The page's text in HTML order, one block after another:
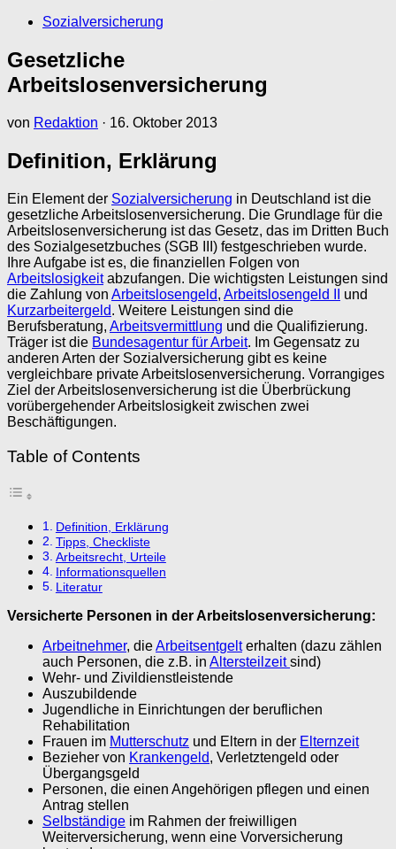
Sozialversicherung
Gesetzliche
Arbeitslosenversicherung
von Redaktion · 16. Oktober 2013
Definition, Erklärung
Ein Element der Sozialversicherung in Deutschland ist die
gesetzliche Arbeitslosenversicherung. Die Grundlage für die
Arbeitslosenversicherung ist das Gesetz, das im Dritten Buch
des Sozialgesetzbuches (SGB III) festgeschrieben wurde.
Ihre Aufgabe ist es, die finanziellen Folgen von
Arbeitslosigkeitabzufangen. Die wichtigsten Leistungen sind
die Zahlung von Arbeitslosengeld, Arbeitslosengeld II
und
Kurzarbeitergeld. Weitere Leistungen sind die
Berufsberatung, Arbeitsvermittlung und die Qualifizierung.
Träger ist die Bundesagentur für Arbeit. Im Gegensatz zu
anderen Arten der Sozialversicherung gibt es keine
vergleichbare private Arbeitslosenversicherung. Vorrangiges
Ziel der Arbeitslosenversicherung ist die Überbrückung
vorübergehender Arbeitslosigkeit zwischen zwei
Beschäftigungen.
Table of Contents
Definition, Erklärung
Tipps, Checkliste
Arbeitsrecht, Urteile
Informationsquellen
Literatur
Versicherte Personen in der Arbeitslosenversicherung:
Arbeitnehmer, dieArbeitsentgelterhalten (dazu zählen
auch Personen, die z.B. in Altersteilzeitsind)
Wehr- und Zivildienstleistende
Auszubildende
Jugendliche in Einrichtungen der beruflichen
Rehabilitation
Frauen im Mutterschutz und Eltern in der Elternzeit
Bezieher von Krankengeld, Verletztengeld oder
Übergangsgeld
Personen, die einen Angehörigen pflegen und einen
Antrag stellen
Selbständige im Rahmen der freiwilligen
Weiterversicherung, wenn eine Vorversicherung